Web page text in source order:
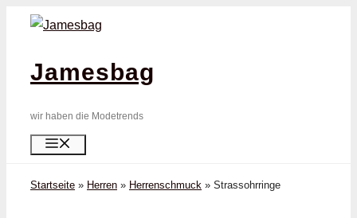
Zum
springenJamesbag
wir haben die Modetrends
Startseite » Herren » Herrenschmuck » Strass­ohrringe